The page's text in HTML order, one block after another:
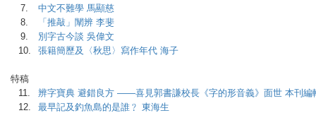
7.
中文不難學 馬顯慈
8.
「推敲」闡辨 李斐
9.
別字古今談 吳偉文
10.
張籍簡歷及〈秋思〉寫作年代 海子
特稿
11.
辨字寶典 避錯良方 ——喜見郭書謙校長《字的形音義》面世 本刊編
12.
最早記及釣魚島的是誰﹖ 東海生